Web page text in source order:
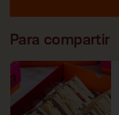
Para compartir